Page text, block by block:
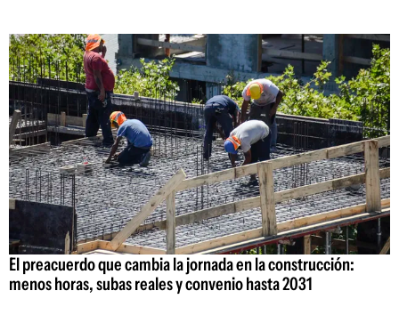
El preacuerdo que cambia la jornada en la construcción:
menos horas, subas reales y convenio hasta 2031